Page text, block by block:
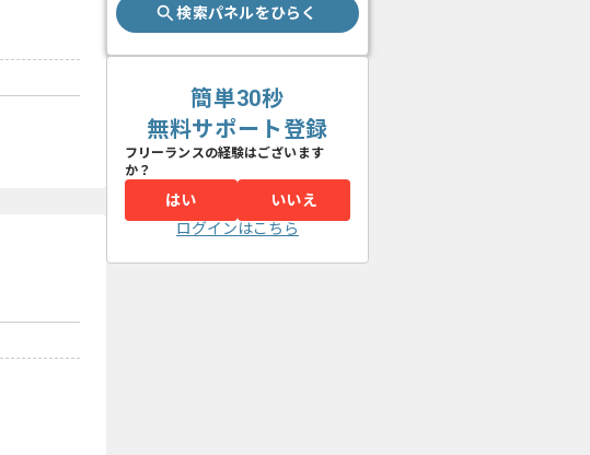
検索パネルをひらく
簡単30秒
無料サポート登録
フリーランスの経験はございます
か？
はい
いいえ
ログインはこちら